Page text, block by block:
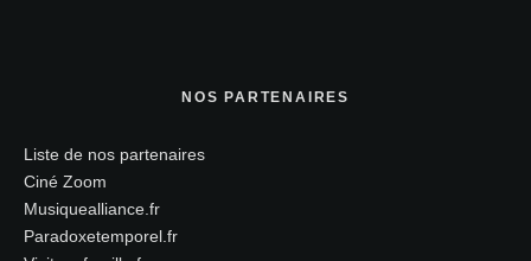
NOS PARTENAIRES
Liste de nos partenaires
Ciné Zoom
Musiquealliance.fr
Paradoxetemporel.fr